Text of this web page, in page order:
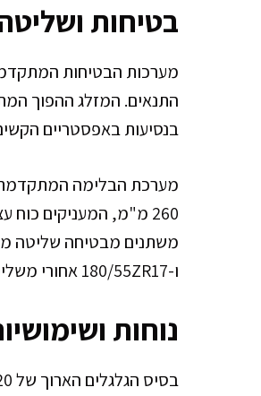
בטיחות
בנסיעות באפסטריים
ו-180/55ZR17 אחורי משלימים את חבילת הבטיחות עם אחיזה מצוינת בכל סוגי הכבישים.
נוחות